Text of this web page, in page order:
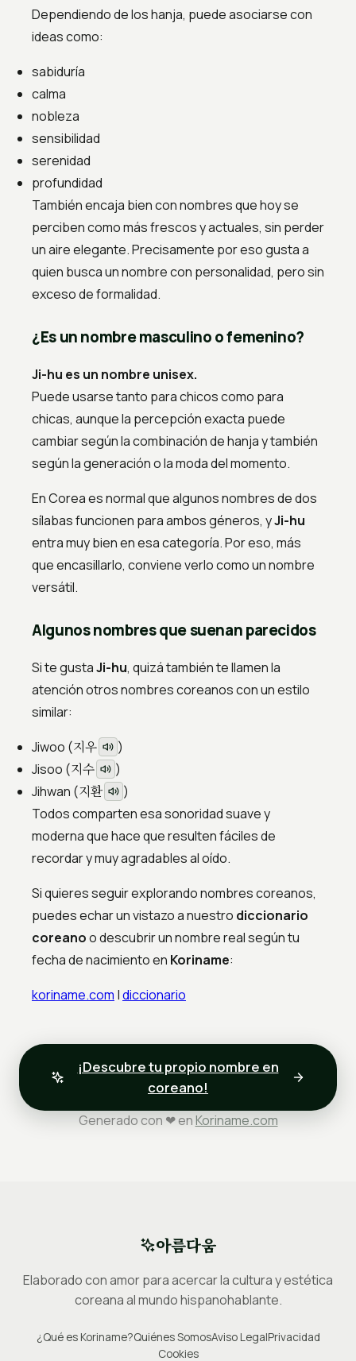
Dependiendo de los hanja, puede asociarse con
ideas como:
sabiduría
calma
nobleza
sensibilidad
serenidad
profundidad
También encaja bien con nombres que hoy se
perciben como más frescos y actuales, sin perder
un aire elegante. Precisamente por eso gusta a
quien busca un nombre con personalidad, pero sin
exceso de formalidad.
¿Es un nombre masculino o femenino?
Ji-hu es un nombre unisex.
Puede usarse tanto para chicos como para
chicas, aunque la percepción exacta puede
cambiar según la combinación de hanja y también
según la generación o la moda del momento.
En Corea es normal que algunos nombres de dos
sílabas funcionen para ambos géneros, yJi-hu
entra muy bien en esa categoría. Por eso, más
que encasillarlo, conviene verlo como un nombre
versátil.
Algunos nombres que suenan parecidos
Si te gustaJi-hu, quizá también te llamen la
atención otros nombres coreanos con un estilo
similar:
Jiwoo (지우
)
Jisoo (지수
)
Jihwan (지환
)
Todos comparten esa sonoridad suave y
moderna que hace que resulten fáciles de
recordar y muy agradables al oído.
Si quieres seguir explorando nombres coreanos,
puedes echar un vistazo a nuestro diccionario
coreanoo descubrir un nombre real según tu
fecha de nacimiento en Koriname:
koriname.com |diccionario
¡Descubre tu propio nombre en
coreano!
Generado con ❤ en Koriname.com
아름다움
Elaborado con amor para acercar la cultura y estética
coreana al mundo hispanohablante.
¿Qué es Koriname?Quiénes SomosAviso LegalPrivacidad
Cookies